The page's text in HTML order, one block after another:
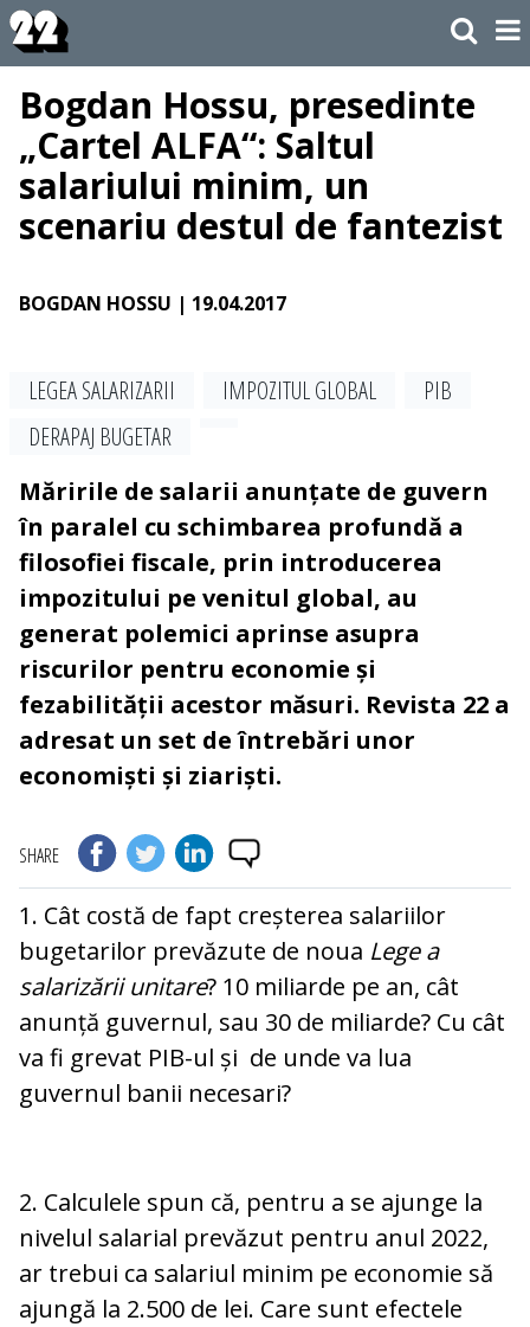
Bogdan Hossu, presedinte
„Cartel ALFA“: Saltul
salariului minim, un
scenariu destul de fantezist
BOGDAN HOSSU | 19.04.2017
LEGEA SALARIZARII IMPOZITUL GLOBAL
PIB
DERAPAJ BUGETAR
Măririle de salarii anunțate de guvern
în paralel cu schimbarea profundă a
filosofiei fiscale, prin introducerea
impozitului pe venitul global, au
generat polemici aprinse asupra
riscurilor pentru economie și
fezabilității acestor măsuri. Revista 22 a
adresat un set de întrebări unor
economiști și ziariști.
SHARE
1. Cât costă de fapt creșterea salariilor
bugetarilor prevăzute de noua Lege a
salarizării unitare? 10 miliarde pe an, cât
anunță guvernul, sau 30 de miliarde? Cu cât
va fi grevat PIB-ul și de unde va lua
guvernul banii necesari?
2. Calculele spun că, pentru a se ajunge la
nivelul salarial prevăzut pentru anul 2022,
ar trebui ca salariul minim pe economie să
ajungă la 2.500 de lei. Care sunt efectele